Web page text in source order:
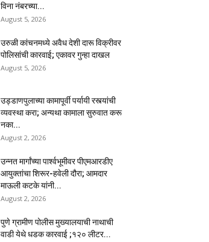
विना नंबरच्या...
August 5, 2026
उरुळी कांचनमध्ये अवैध देशी दारू विक्रीवर
पोलिसांची कारवाई; एकावर गुन्हा दाखल
August 5, 2026
उड्डाणपुलाच्या कामापूर्वी पर्यायी रस्त्यांची
व्यवस्था करा; अन्यथा कामाला सुरुवात करू
नका...
August 2, 2026
उन्नत मार्गांच्या पार्श्वभूमीवर पीएमआरडीए
आयुक्तांचा शिरूर-हवेली दौरा; आमदार
माऊली कटके यांनी...
August 2, 2026
पुणे ग्रामीण पोलीस मुख्यालयाची नाथाची
वाडी येथे धडक कारवाई ;१२० लीटर...